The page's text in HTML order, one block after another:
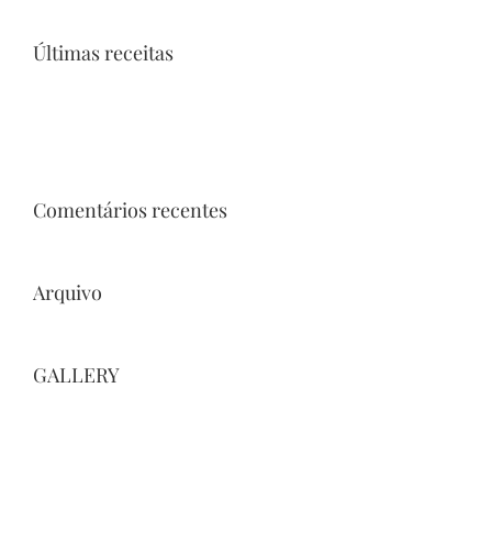
Últimas receitas
Comentários recentes
Arquivo
GALLERY